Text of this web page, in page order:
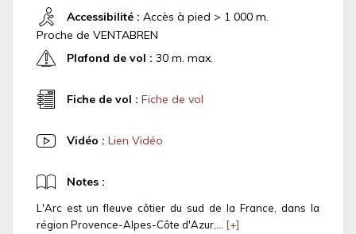
Accessibilité : Accès à pied > 1 000 m.
Proche de VENTABREN
Plafond de vol : 30 m. max.
Fiche de vol : Fiche de vol
Vidéo : Lien Vidéo
Notes :
L'Arc est un fleuve côtier du sud de la France, dans la
région Provence-Alpes-Côte d'Azur,... [+]